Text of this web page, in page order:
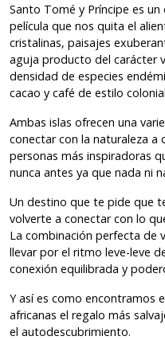
Santo Tomé y Príncipe es
película que nos quita el
cristalinas, paisajes
aguja producto del carácter
densidad de especies
cacao y café de estilo
Ambas islas ofrecen una
conectar con la naturaleza a
personas más inspiradoras
nunca antes ya que nada ni
Un destino que te pide que
volverte a conectar con lo
La combinación perfecta de
llevar por el ritmo leve-leve
conexión equilibrada y
Y así es como encontramos
africanas el regalo más
el autodescubrimiento.